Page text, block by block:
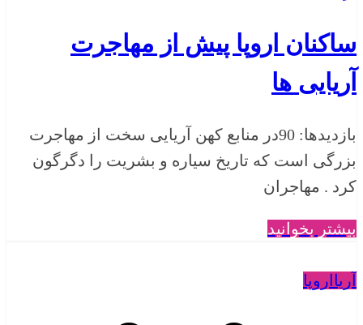
ساکنان اروپا پیش از مهاجرت
آریایی ها
بازدیدها: 90در منابع کهن آریایی سخت از مهاجرت
بزرگی است که تاریخ سیاره و بشریت را دگرگون
کرد . مهاجران
بیشتر بخوانید
آریا اروپا